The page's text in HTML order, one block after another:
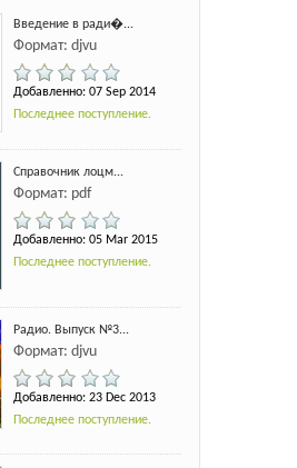
Введение в ради�...
Формат: djvu
Добавленно: 07 Sep 2014
Последнее поступление.
Справочник лоцм...
Формат: pdf
Добавленно: 05 Mar 2015
Последнее поступление.
Радио. Выпуск №3...
Формат: djvu
Добавленно: 23 Dec 2013
Последнее поступление.